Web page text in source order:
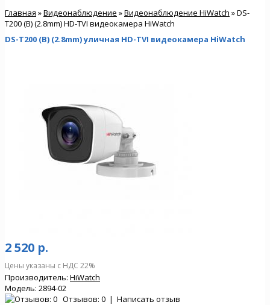
Главная »Видеонаблюдение »Видеонаблюдение HiWatch » DS-
T200 (B) (2.8mm) HD-TVI видеокамера HiWatch
DS-T200 (B) (2.8mm) уличная HD-TVI видеокамера HiWatch
2 520 р.
Цены указаны с НДС 22%
Производитель: HiWatch
Модель: 2894-02
Отзывов: 0 | Написать отзыв